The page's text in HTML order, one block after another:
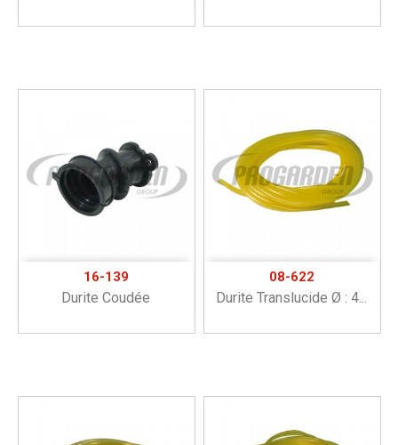
16-139
Durite Coudée
08-622
Durite Translucide Ø : 4...